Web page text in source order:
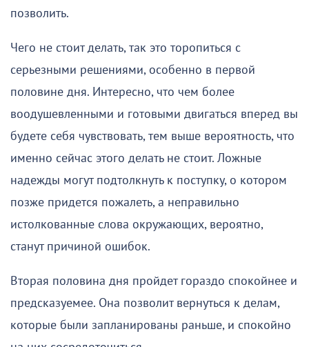
позволить.
Чего не стоит делать, так это торопиться с
серьезными решениями, особенно в первой
половине дня. Интересно, что чем более
воодушевленными и готовыми двигаться вперед вы
будете себя чувствовать, тем выше вероятность, что
именно сейчас этого делать не стоит. Ложные
надежды могут подтолкнуть к поступку, о котором
позже придется пожалеть, а неправильно
истолкованные слова окружающих, вероятно,
станут причиной ошибок.
Вторая половина дня пройдет гораздо спокойнее и
предсказуемее. Она позволит вернуться к делам,
которые были запланированы раньше, и спокойно